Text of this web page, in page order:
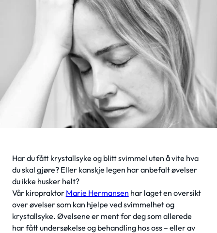
Har du fått krystallsyke og blitt svimmel uten å vite hva
du skal gjøre? Eller kanskje legen har anbefalt øvelser
du ikke husker helt?
Vår kiropraktor Marie Hermansen har laget en oversikt
over øvelser som kan hjelpe ved svimmelhet og
krystallsyke. Øvelsene er ment for deg som allerede
har fått undersøkelse og behandling hos oss – eller av